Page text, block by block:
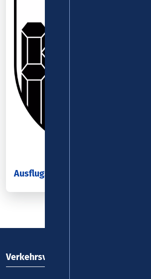
Ausflugsziele im Westerwald-Kreis
Verkehrsverbund Rhein-Mosel GmbH